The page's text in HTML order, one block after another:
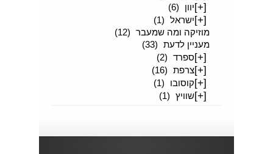
[+]יוון (6)
[+]ישראל (1)
מוזיקה ומה שמעבר (12)
מעניין לדעת (33)
[+]ספרד (2)
[+]צרפת (16)
[+]קוסובו (1)
[+]שוויץ (1)